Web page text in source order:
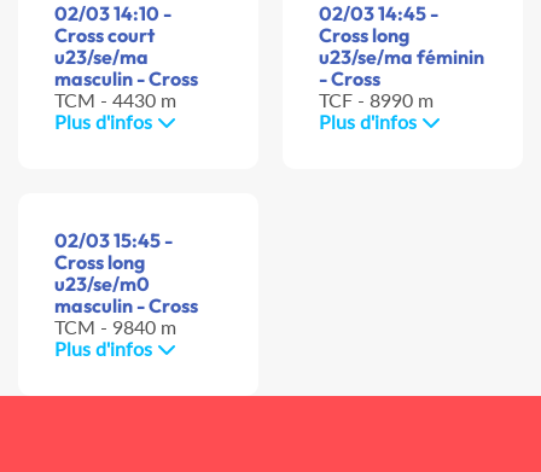
02/03 14:10 -
Cross court
u23/se/ma
masculin - Cross
TCM - 4430 m
Plus d'infos
02/03 14:45 -
Cross long
u23/se/ma féminin
- Cross
TCF - 8990 m
Plus d'infos
02/03 15:45 -
Cross long
u23/se/m0
masculin - Cross
TCM - 9840 m
Plus d'infos